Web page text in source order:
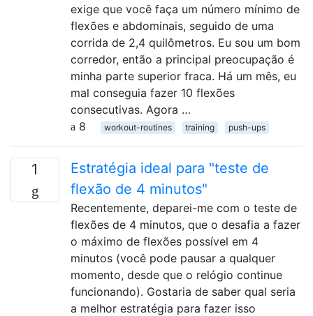
exige que você faça um número mínimo de
flexões e abdominais, seguido de uma
corrida de 2,4 quilômetros. Eu sou um bom
corredor, então a principal preocupação é
minha parte superior fraca. Há um mês, eu
mal conseguia fazer 10 flexões
consecutivas. Agora …
8
workout-routines training push-ups
1
Estratégia ideal para "teste de
flexão de 4 minutos"
Recentemente, deparei-me com o teste de
flexões de 4 minutos, que o desafia a fazer
o máximo de flexões possível em 4
minutos (você pode pausar a qualquer
momento, desde que o relógio continue
funcionando). Gostaria de saber qual seria
a melhor estratégia para fazer isso